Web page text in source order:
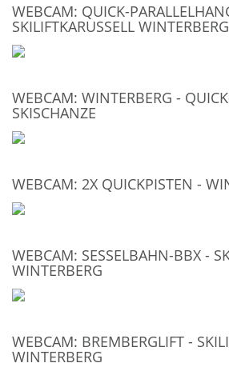
WEBCAM: QUICK-
SKILIFTKARUSSELL WINTERBERG
WEBCAM: WINTERBERG -
SKISCHANZE
WEBCAM: 2X QUICKPISTEN -
WEBCAM: SESSELBAHN-BBX -
WINTERBERG
WEBCAM: BREMBERGLIFT -
WINTERBERG